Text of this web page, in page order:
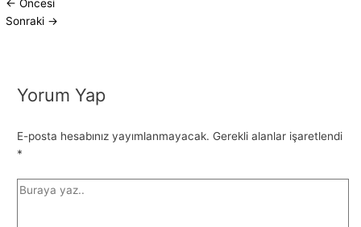
← Öncesi
Sonraki →
Yorum Yap
E-posta hesabınız yayımlanmayacak. Gerekli alanlar işaretlendi
*